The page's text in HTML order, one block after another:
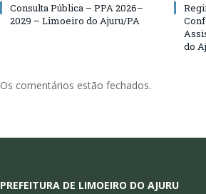
Consulta Pública – PPA 2026–
2029 – Limoeiro do Ajuru/PA
do
Os comentários estão fechados.
PREFEITURA DE LIMOEIRO DO AJURU